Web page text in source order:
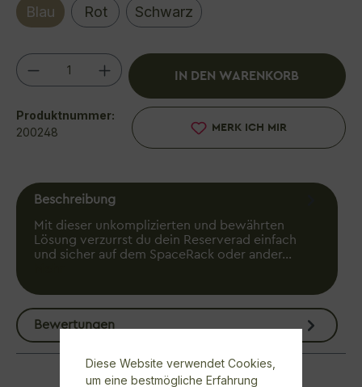
Blau Rot Schwarz
Produkt Anzahl: Gib den gewünschten
IN DEN WARENKORB
MERK ICH MIR
Produktnummer:
200248
Beschreibung
Mit dieser unkomplizierten und bewährten
Lösung verzurrst du dein Reserverad einfach
und sicher auf dem SpaceRack oder ander…
Bewertungen
Diese Website verwendet Cookies,
um eine bestmögliche Erfahrung